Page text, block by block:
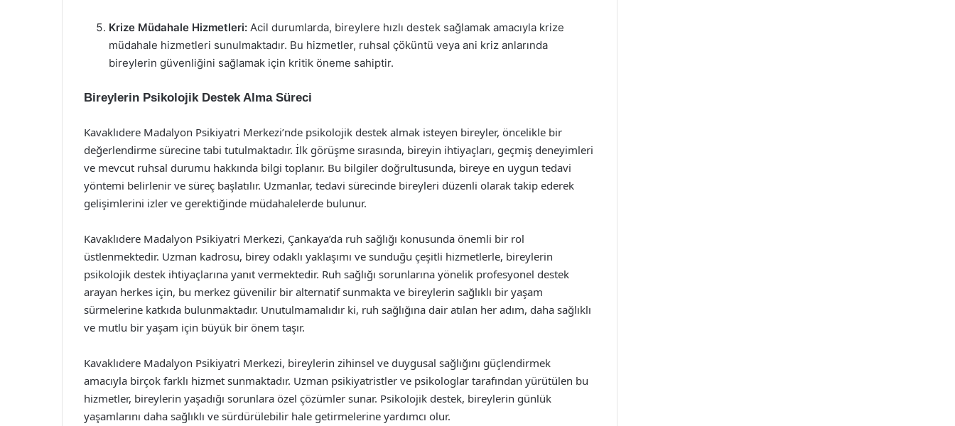
Krize Müdahale Hizmetleri: Acil durumlarda, bireylere hızlı destek sağlamak amacıyla krize
müdahale hizmetleri sunulmaktadır. Bu hizmetler, ruhsal çöküntü veya ani kriz anlarında
bireylerin güvenliğini sağlamak için kritik öneme sahiptir.
Bireylerin Psikolojik Destek Alma Süreci
Kavaklıdere Madalyon Psikiyatri Merkezi’nde psikolojik destek almak isteyen bireyler, öncelikle bir
değerlendirme sürecine tabi tutulmaktadır. İlk görüşme sırasında, bireyin ihtiyaçları, geçmiş deneyimleri
ve mevcut ruhsal durumu hakkında bilgi toplanır. Bu bilgiler doğrultusunda, bireye en uygun tedavi
yöntemi belirlenir ve süreç başlatılır. Uzmanlar, tedavi sürecinde bireyleri düzenli olarak takip ederek
gelişimlerini izler ve gerektiğinde müdahalelerde bulunur.
Kavaklıdere Madalyon Psikiyatri Merkezi, Çankaya’da ruh sağlığı konusunda önemli bir rol
üstlenmektedir. Uzman kadrosu, birey odaklı yaklaşımı ve sunduğu çeşitli hizmetlerle, bireylerin
psikolojik destek ihtiyaçlarına yanıt vermektedir. Ruh sağlığı sorunlarına yönelik profesyonel destek
arayan herkes için, bu merkez güvenilir bir alternatif sunmakta ve bireylerin sağlıklı bir yaşam
sürmelerine katkıda bulunmaktadır. Unutulmamalıdır ki, ruh sağlığına dair atılan her adım, daha sağlıklı
ve mutlu bir yaşam için büyük bir önem taşır.
Kavaklıdere Madalyon Psikiyatri Merkezi, bireylerin zihinsel ve duygusal sağlığını güçlendirmek
amacıyla birçok farklı hizmet sunmaktadır. Uzman psikiyatristler ve psikologlar tarafından yürütülen bu
hizmetler, bireylerin yaşadığı sorunlara özel çözümler sunar. Psikolojik destek, bireylerin günlük
yaşamlarını daha sağlıklı ve sürdürülebilir hale getirmelerine yardımcı olur.